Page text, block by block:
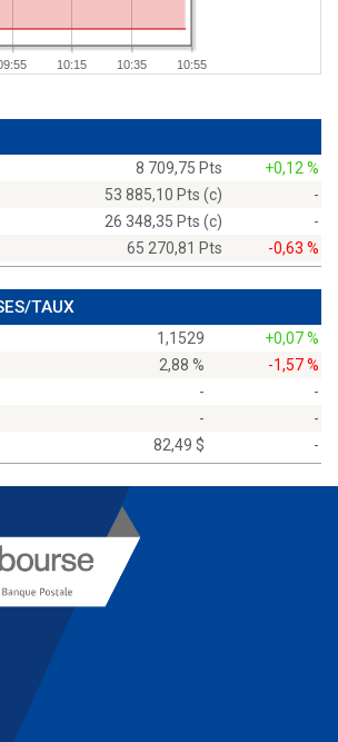
10:15 10:35 10:55
8 709,75 Pts
+0,12 %
53 885,10 Pts (c)
-
26 348,35 Pts (c)
-
65 270,81 Pts -0,63 %
TAUX
1,1529
+0,07 %
2,88 %
-1,57 %
-
-
-
-
82,49 $ -